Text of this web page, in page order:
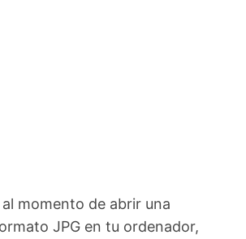
momento de abrir una
JPG en tu ordenador,